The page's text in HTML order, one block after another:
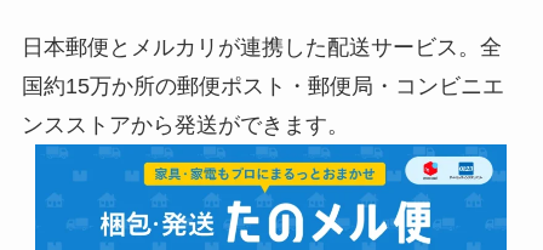
日本郵便とメルカリが連携した配送サービス。全
国約15万か所の郵便ポスト・郵便局・コンビニエ
ンスストアから発送ができます。